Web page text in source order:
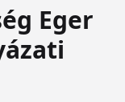
Eger